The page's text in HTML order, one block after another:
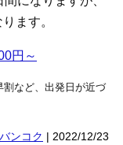
ます。
円～
など、出発日が近づ
バンコク | 2022/12/23